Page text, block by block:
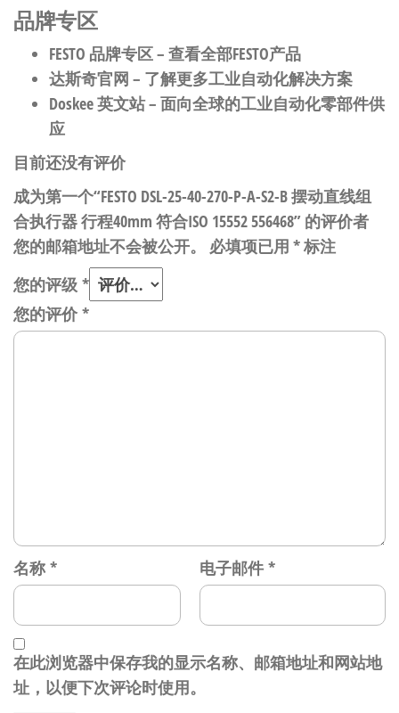
品牌专区
FESTO 品牌专区– 查看全部FESTO产品
达斯奇官网 – 了解更多工业自动化解决方案
Doskee 英文站– 面向全球的工业自动化零部件供
应
目前还没有评价
成为第一个“FESTO DSL-25-40-270-P-A-S2-B 摆动直线组
合执行器 行程40mm 符合ISO 15552 556468” 的评价者
您的邮箱地址不会被公开。
必填项已用 *标注
您的评级 *
您的评价*
名称 * 电子邮件 *
在此浏览器中保存我的显示名称、邮箱地址和网站地
址，以便下次评论时使用。